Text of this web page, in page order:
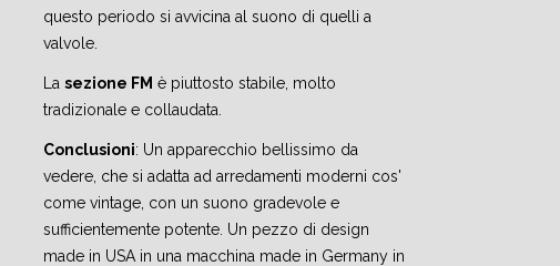
questo periodo si avvicina al suono di quelli a
valvole.
La sezione FM è piuttosto stabile, molto
tradizionale e collaudata.
Conclusioni: Un apparecchio bellissimo da
vedere, che si adatta ad arredamenti moderni cos'
come vintage, con un suono gradevole e
sufficientemente potente. Un pezzo di design
made in USA in una macchina made in Germany in